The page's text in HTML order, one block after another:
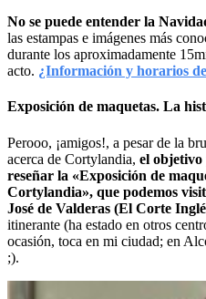
No se puede entender la
las estampas e imágenes más
durante los aproximadamente
acto. ¿Información y horarios
Exposición de maquetas. La
Perooo, ¡amigos!, a pesar de la
acerca de Cortylandia, el objetivo
reseñar la «Exposición de
Cortylandia», que podemos
José de Valderas (El Corte
itinerante (ha estado en otros
ocasión, toca en mi ciudad; en
;).